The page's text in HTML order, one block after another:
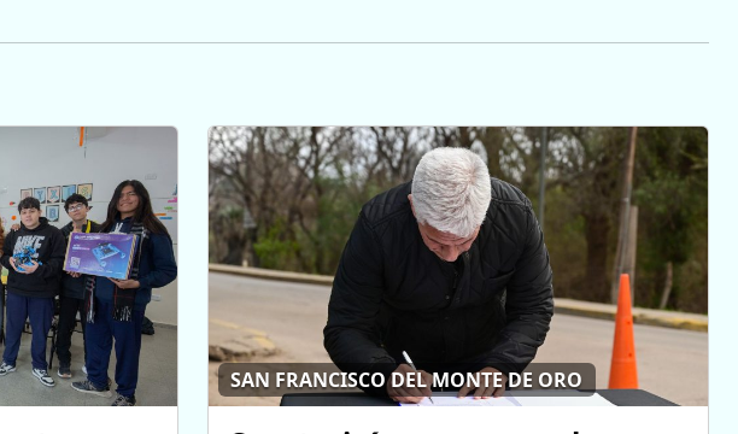
SAN FRANCISCO DEL MONTE DE ORO